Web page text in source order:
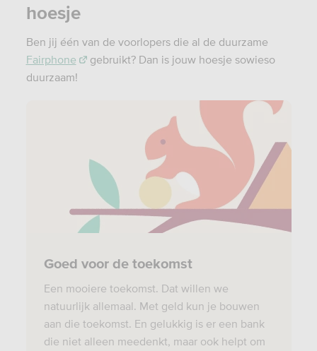
hoesje
Ben jij één van de voorlopers die al de duurzame
Fairphone
gebruikt? Dan is jouw hoesje sowieso
duurzaam!
Goed voor de toekomst
Een mooiere toekomst. Dat willen we
natuurlijk allemaal. Met geld kun je bouwen
aan die toekomst. En gelukkig is er een bank
die niet alleen meedenkt, maar ook helpt om